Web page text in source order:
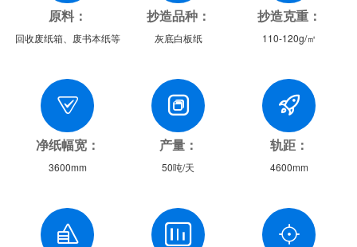
原料：
回收废纸箱、废书本纸等
抄造品种：
灰底白板纸
抄造克重：
110-120g/㎡
净纸幅宽：
3600mm
产量：
50吨/天
轨距：
4600mm